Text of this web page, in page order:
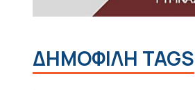
ΔΗΜΟΦΙΛΗ TAGS